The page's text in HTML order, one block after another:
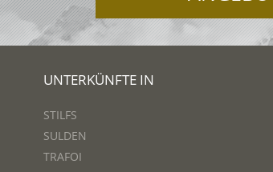
UNTERKÜNFTE IN
STILFS
SULDEN
TRAFOI